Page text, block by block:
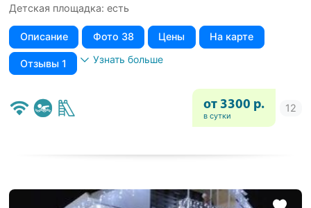
Детская площадка: есть
Описание Фото 38 Цены На карте
Отзывы 1 Узнать больше
от 3300 р.
в сутки